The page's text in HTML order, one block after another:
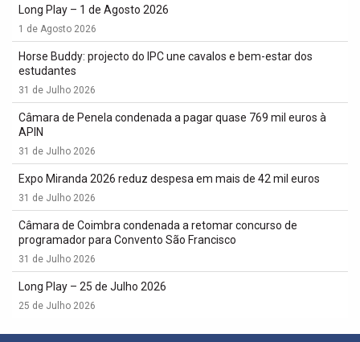
Long Play – 1 de Agosto 2026
1 de Agosto 2026
Horse Buddy: projecto do IPC une cavalos e bem-estar dos
estudantes
31 de Julho 2026
Câmara de Penela condenada a pagar quase 769 mil euros à
APIN
31 de Julho 2026
Expo Miranda 2026 reduz despesa em mais de 42 mil euros
31 de Julho 2026
Câmara de Coimbra condenada a retomar concurso de
programador para Convento São Francisco
31 de Julho 2026
Long Play – 25 de Julho 2026
25 de Julho 2026